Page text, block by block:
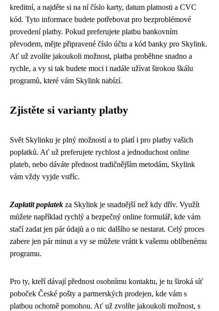
kreditní, a najděte si na ní číslo karty, datum platnosti a CVC
kód. Tyto informace budete potřebovat pro bezproblémové
provedení platby. Pokud preferujete platbu bankovním
převodem, mějte připravené číslo účtu a kód banky pro Skylink.
Ať už zvolíte jakoukoli možnost, platba proběhne snadno a
rychle, a vy si tak budete moci i nadále užívat širokou škálu
programů, které vám Skylink nabízí.
Zjistěte si varianty platby
Svět Skylinku je plný možností a to platí i pro platby vašich
poplatků. Ať už preferujete rychlost a jednoduchost online
plateb, nebo dáváte přednost tradičnějším metodám, Skylink
vám vždy vyjde vstříc.
Zaplatit poplatek za Skylink je snadnější než kdy dřív. Využít
můžete například rychlý a bezpečný online formulář, kde vám
stačí zadat jen pár údajů a o nic dalšího se nestarat. Celý proces
zabere jen pár minut a vy se můžete vrátit k vašemu oblíbenému
programu.
Pro ty, kteří dávají přednost osobnímu kontaktu, je tu široká síť
poboček České pošty a partnerských prodejen, kde vám s
platbou ochotně pomohou. Ať už zvolíte jakoukoli možnost, s